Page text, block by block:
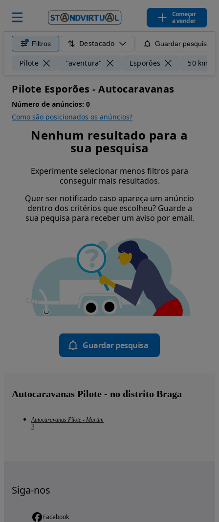
Começar
a vender
Filtros Destacado Guardar pesquisa
Pilote "aventura" Esporões 50 km
Pilote Esporões - Autocaravanas
Número de anúncios: 0
Como são posicionados os anúncios?
Nenhum resultado para a
sua pesquisa
Experimente selecionar menos filtros para
conseguir mais resultados.
Quer ser notificado caso apareça um anúncio
dentro dos critérios que escolheu? Guarde a
sua pequisa para receber um aviso por email.
Guardar pesquisa
Autocaravanas Pilote - no distrito Braga
Autocaravanas Pilote - Martim
3
Siga-nos
Facebook